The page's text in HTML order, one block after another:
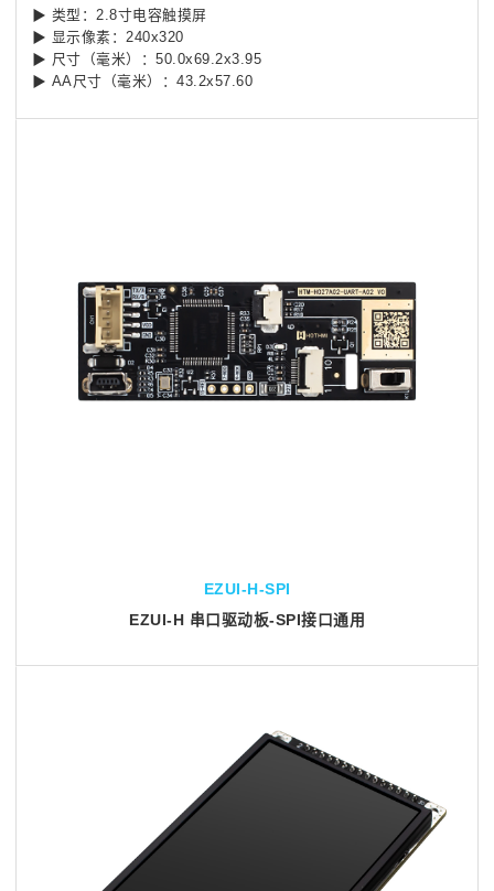
▶ 类型：2.8寸电容触摸屏
▶ 显示像素：240x320
▶ 尺寸（毫米）：50.0x69.2x3.95
▶ AA尺寸（毫米）：43.2x57.60
EZUI-H-SPI
EZUI-H 串口驱动板-SPI接口通用